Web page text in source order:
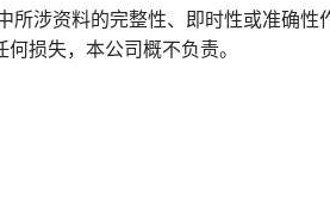
所涉资料的完整性、即时性或准确性
损失，本公司概不负责。